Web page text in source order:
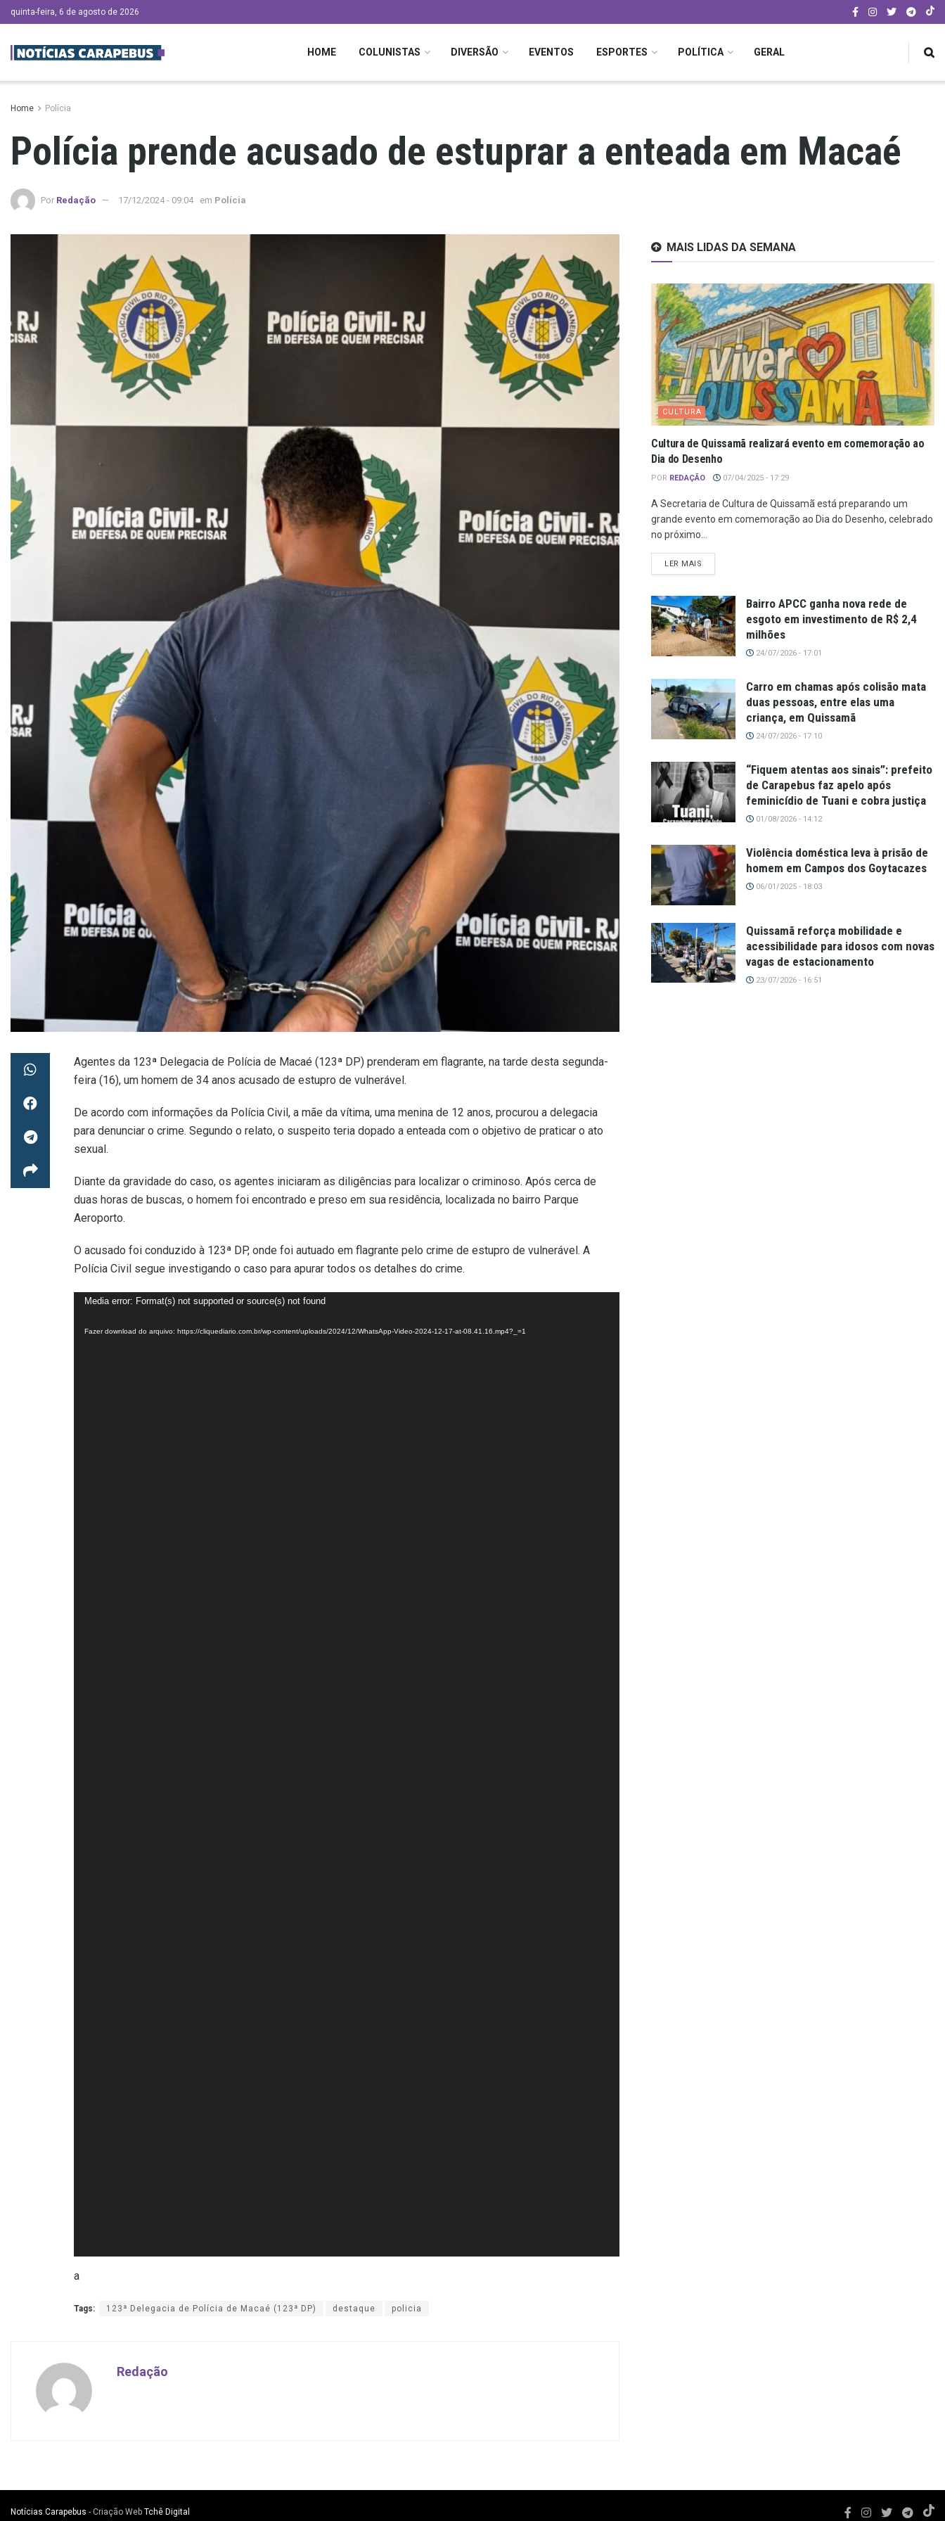
quinta-feira, 6 de agosto de 2026
HOME COLUNISTAS DIVERSÃO EVENTOS ESPORTES POLÍTICA GERAL
Home Polícia
Polícia prende acusado de estuprar a enteada em Macaé
Por Redação 17/12/2024 - 09:04 em Polícia
Agentes da 123ª Delegacia de Polícia de Macaé (123ª DP) prenderam em flagrante, na tarde desta segunda-
feira (16), um homem de 34 anos acusado de estupro de vulnerável.
De acordo com informações da Polícia Civil, a mãe da vítima, uma menina de 12 anos, procurou a delegacia
para denunciar o crime. Segundo o relato, o suspeito teria dopado a enteada com o objetivo de praticar o ato
sexual.
Diante da gravidade do caso, os agentes iniciaram as diligências para localizar o criminoso. Após cerca de
duas horas de buscas, o homem foi encontrado e preso em sua residência, localizada no bairro Parque
Aeroporto.
O acusado foi conduzido à 123ª DP, onde foi autuado em flagrante pelo crime de estupro de vulnerável. A
Polícia Civil segue investigando o caso para apurar todos os detalhes do crime.
Tocador
vídeo
Media error: Format(s) not supported or source(s) not found
Fazer download do arquivo: https://cliquediario.com.br/wp-content/uploads/2024/12/WhatsApp-Video-2024-12-17-at-08.41.16.mp4?_=1
a
Tags: 123ª Delegacia de Polícia de Macaé (123ª DP) destaque policia
Redação
MAIS LIDAS DA SEMANA
CULTURA
Cultura de Quissamã realizará evento em comemoração ao
Dia do Desenho
POR REDAÇÃO 07/04/2025 - 17:29
A Secretaria de Cultura de Quissamã está preparando um
grande evento em comemoração ao Dia do Desenho, celebrado
no próximo...
LER MAIS
Bairro APCC ganha nova rede de
esgoto em investimento de R$ 2,4
milhões
24/07/2026 - 17:01
Carro em chamas após colisão mata
duas pessoas, entre elas uma
criança, em Quissamã
24/07/2026 - 17:10
“Fiquem atentas aos sinais”: prefeito
de Carapebus faz apelo após
feminicídio de Tuani e cobra justiça
01/08/2026 - 14:12
Violência doméstica leva à prisão de
homem em Campos dos Goytacazes
06/01/2025 - 18:03
Quissamã reforça mobilidade e
acessibilidade para idosos com novas
vagas de estacionamento
23/07/2026 - 16:51
Notícias Carapebus - Criação Web Tchê Digital